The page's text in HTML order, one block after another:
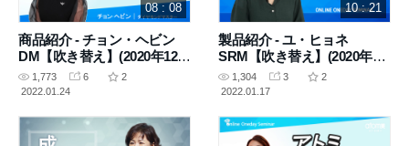
08 : 08
商品紹介 - チョン・ヘビン
DM【吹き替え】(2020年12月
3日 講義)
1,773 6
2
2022.01.24
10 : 21
製品紹介 - ユ・ヒョネ
SRM【吹き替え】(2020年7
月2日 収録)
1,304 3
2
2022.01.17